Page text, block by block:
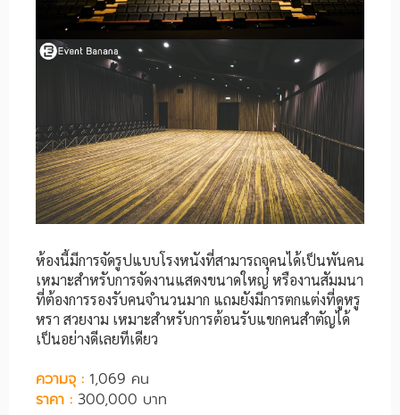
ห้องนี้มีการจัดรูปแบบโรงหนังที่สามารถจุคนได้เป็นพันคน
เหมาะสำหรับการจัดงานแสดงขนาดใหญ่ หรืองานสัมมนา
ที่ต้องการรองรับคนจำนวนมาก แถมยังมีการตกแต่งที่ดูหรู
หรา สวยงาม เหมาะสำหรับการต้อนรับแขกคนสำตัญได้
เป็นอย่างดีเลยทีเดียว
ความจุ : 1,069 คน
ราคา : 300,000 บาท